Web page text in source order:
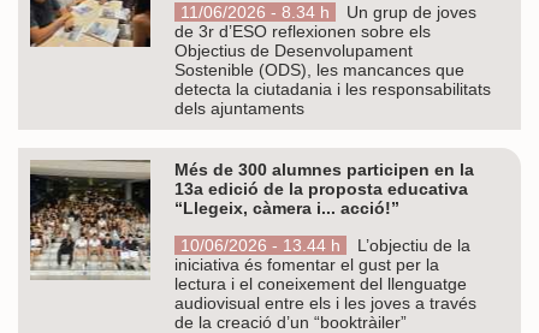
11/06/2026 - 8.34 h
Un grup de joves
de 3r d’ESO reflexionen sobre els
Objectius de Desenvolupament
Sostenible (ODS), les mancances que
detecta la ciutadania i les responsabilitats
dels ajuntaments
Més de 300 alumnes participen en la
13a edició de la proposta educativa
“Llegeix, càmera i... acció!”
10/06/2026 - 13.44 h
L’objectiu de la
iniciativa és fomentar el gust per la
lectura i el coneixement del llenguatge
audiovisual entre els i les joves a través
de la creació d’un “booktràiler”